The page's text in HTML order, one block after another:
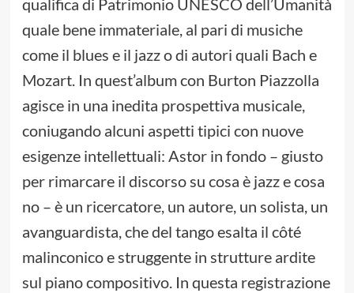
qualifica di Patrimonio UNESCO dell’Umanità
quale bene immateriale, al pari di musiche
come il blues e il jazz o di autori quali Bach e
Mozart. In quest’album con Burton Piazzolla
agisce in una inedita prospettiva musicale,
coniugando alcuni aspetti tipici con nuove
esigenze intellettuali: Astor in fondo – giusto
per rimarcare il discorso su cosa è jazz e cosa
no – è un ricercatore, un autore, un solista, un
avanguardista, che del tango esalta il côté
malinconico e struggente in strutture ardite
sul piano compositivo. In questa registrazione